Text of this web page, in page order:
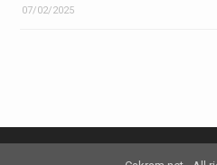
07/02/2025